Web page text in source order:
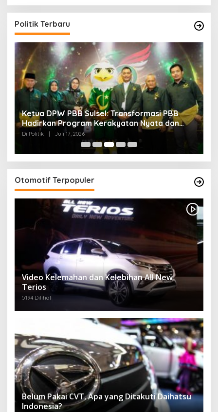
Politik Terbaru
Milad ke-28 PBB: Eratkan Solidaritas,
Mantapkan Langkah Menuju Pemilu 2029
Di Politik | Juli 17, 2026
Otomotif Terpopuler
Video Kelemahan dan Kelebihan All New
Terios
5194 Dilihat
Belum Pakai CVT, Apa yang Ditakuti Daihatsu
Indonesia?